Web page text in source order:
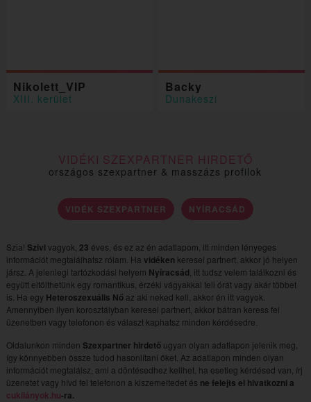
Nikolett_VIP
XIII. kerület
Backy
Dunakeszi
VIDÉKI SZEXPARTNER HIRDETŐ
országos szexpartner & masszázs profilok
VIDÉK SZEXPARTNER NYÍRACSÁD
Szia! Szivi vagyok, 23 éves, és ez az én adatlapom, itt minden lényeges
információt megtalálhatsz rólam. Ha vidéken keresel partnert, akkor jó helyen
jársz. A jelenlegi tartózkodási helyem Nyíracsád , itt tudsz velem találkozni és
együtt eltölthetünk egy romantikus, érzéki vágyakkal teli órát vagy akár többet
is. Ha egy Heteroszexuális Nőaz aki neked kell, akkor én itt vagyok.
Amennyiben ilyen korosztályban keresel partnert, akkor bátran keress fel
üzenetben vagy telefonon és választ kaphatsz minden kérdésedre.
Oldalunkon minden Szexpartner hirdetőugyan olyan adatlapon jelenik meg,
így könnyebben össze tudod hasonlítani őket. Az adatlapon minden olyan
információt megtalálsz, ami a döntésedhez kellhet, ha esetleg kérdésed van, írj
üzenetet vagy hívd fel telefonon a kiszemeltedet és ne felejts el hivatkozni a
cukilányok.hu-ra.